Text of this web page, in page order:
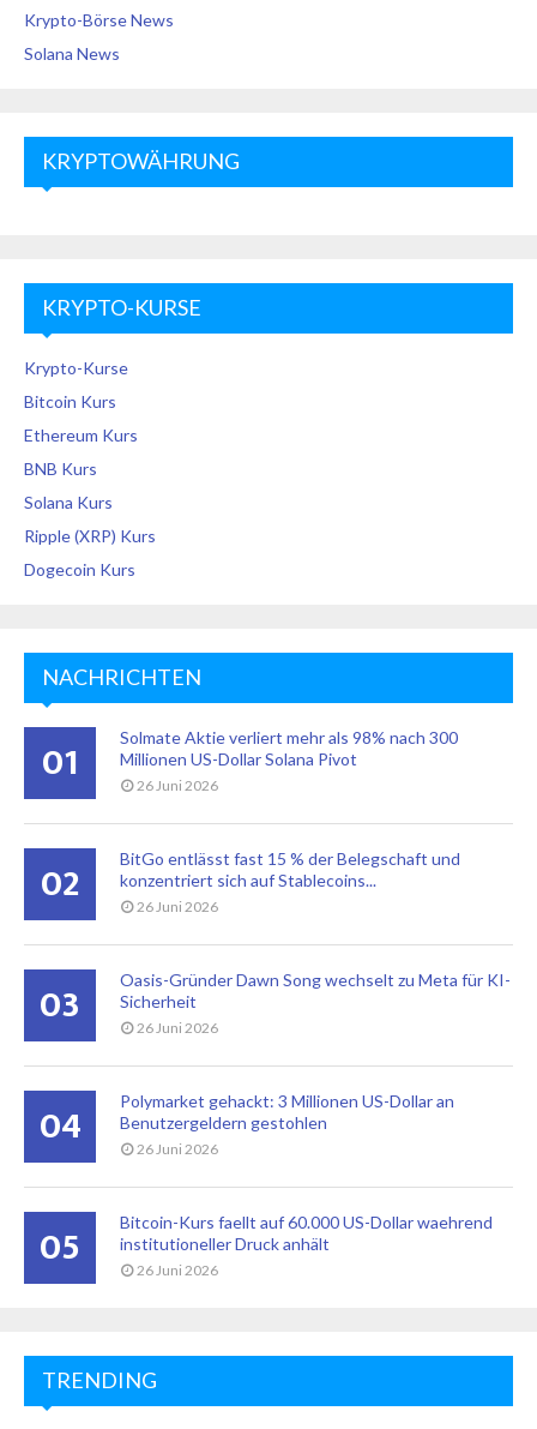
Krypto-Börse News
Solana News
KRYPTOWÄHRUNG
KRYPTO-KURSE
Krypto-Kurse
Bitcoin Kurs
Ethereum Kurs
BNB Kurs
Solana Kurs
Ripple (XRP) Kurs
Dogecoin Kurs
NACHRICHTEN
01
Solmate Aktie verliert mehr als 98% nach 300
Millionen US-Dollar Solana Pivot
26 Juni 2026
02
BitGo entlässt fast 15 % der Belegschaft und
konzentriert sich auf Stablecoins...
26 Juni 2026
03
Oasis-Gründer Dawn Song wechselt zu Meta für KI-
Sicherheit
26 Juni 2026
04
Polymarket gehackt: 3 Millionen US-Dollar an
Benutzergeldern gestohlen
26 Juni 2026
05
Bitcoin-Kurs faellt auf 60.000 US-Dollar waehrend
institutioneller Druck anhält
26 Juni 2026
TRENDING